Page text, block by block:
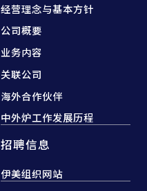
经营理念与基本方针
公司概要
业务内容
关联公司
海外合作伙伴
中外炉工作发展历程
招聘信息
伊美组织网站